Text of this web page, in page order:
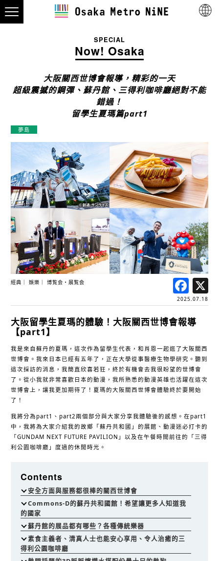
SPECIAL
Now! Osaka
大阪關西世博會報導，精彩的一天
超級震撼的鋼彈、蘇丹館、三得利咖啡廳絕對不能
錯過！
留學生夏瑪篇part1
夢島
經典 娛樂 博覧会・展覧会
2025.07.18
大阪留學生夏瑪的體驗！大阪關西世博會報導
【part1】
我是來自蘇丹的夏瑪，這次作為留學生代表，和肖恩一起逛了大阪關西
世博會。我來日本已經有五年了，正在大學從事醫療生物學研究。聽到
這次採訪的消息，我簡直欣喜若狂，終於有機會去我很盼望的世博會
了。從小我就非常喜歡日本的動漫，我所熟悉的動漫英雄也活躍在這次
世博會上，讓我更加期待了！夏瑪的大阪關西世博會體驗終於要開始
了！
我將分為part1、part2兩個部分與大家分享我體驗後的感想。在part1
中，我將為大家介紹我的故鄉「蘇丹共和國」的展館、動漫迷必打卡的
「GUNDAM NEXT FUTURE PAVILION」以及在午餐時間前往的「三得
利公園咖啡廳」度過的休閒時光。
Contents
安全方面與服務都很棒的關西世博會
Commons-D的蘇丹共和國館！希望讓更多人知道我
的國家
蘇丹館的展品都有哪些？各種傳統樂器
素食主義者、清真人士也能安心享用、令人治癒的三
得利公園咖啡廳